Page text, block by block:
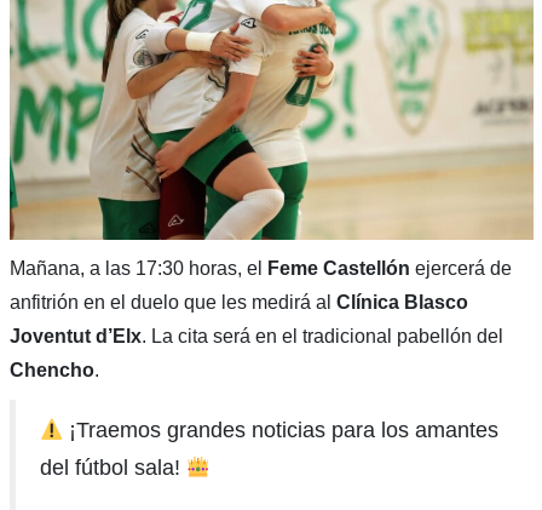
Mañana, a las 17:30 horas, el Feme Castellón ejercerá de
anfitrión en el duelo que les medirá al Clínica Blasco
Joventut d’Elx. La cita será en el tradicional pabellón del
Chencho.
¡Traemos grandes noticias para los amantes
del fútbol sala!